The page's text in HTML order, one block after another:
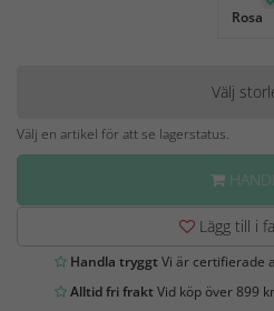
Rosa
Välj
Välj en artikel för att se lagerstatus.
Lägg till i
Handla tryggtVi är certifierade
Alltid fri fraktVid köp över 899